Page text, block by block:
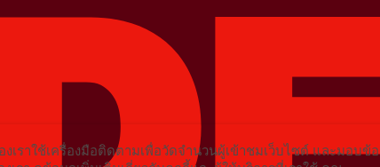
เราใช้เครื่องมือติดตามเพื่อวัดจำนวนผู้เข้าชมเว็บไซต์ และมอบข้อ